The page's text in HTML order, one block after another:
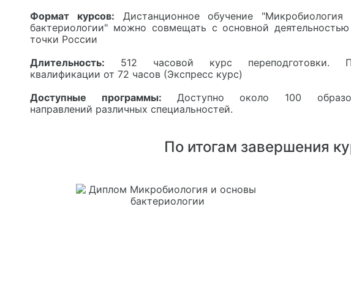
Формат курсов: Дистанционное обучение
бактериологии" можно совмещать с основной
точки России
Длительность: 512 часовой курс переподготовки.
квалификации от 72 часов (Экспресс курс)
Доступные программы: Доступно около 100
направлений различных специальностей.
По итогам завершения